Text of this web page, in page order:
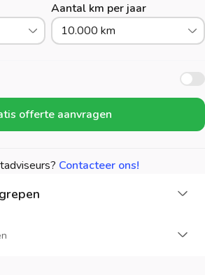
Aantal km per jaar
10.000 km
offerte aanvragen
Contacteer ons!